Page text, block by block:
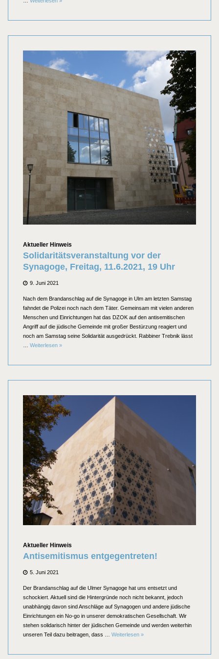
Kategorien
Aktueller Hinweis
Solidaritätsveranstaltung vor der
Synagoge, Freitag, 11.6.2021, 19 Uhr
Posted
9. Juni 2021
Nach dem Brandanschlag auf die Synagoge in Ulm am letzten Samstag
fahndet die Polizei noch nach dem Täter. Gemeinsam mit vielen anderen
Menschen und Einrichtungen hat das DZOK auf den antisemitischen
Angriff auf die jüdische Gemeinde mit großer Bestürzung reagiert und
noch am Samstag seine Solidarität ausgedrückt. Rabbiner Trebnik lässt
Weiterlesen Solidaritätsveranstaltung vor der Synagoge, Freitag, 11.6.2021, 19
»
Kategorien
Aktueller Hinweis
Antisemitismus entgegentreten!
Posted
5. Juni 2021
Der Brandanschlag auf die Ulmer Synagoge hat uns entsetzt und
schockiert. Aktuell sind die Hintergründe noch nicht bekannt, jedoch
unabhängig davon sind Anschläge auf Synagogen und andere jüdische
Einrichtungen ein No-go in unserer demokratischen Gesellschaft. Wir
stehen solidarisch hinter der jüdischen Gemeinde und werden weiterhin
unseren Teil dazu beitragen, dass … Weiterlesen Antisemitismus entgegentreten!
»